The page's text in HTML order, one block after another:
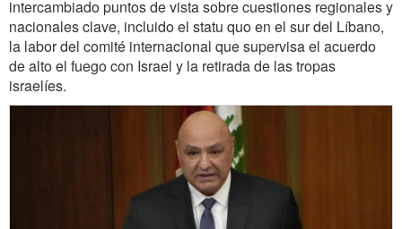
intercambiado puntos de vista sobre cuestiones regionales y
nacionales clave, incluido el statu quo en el sur del Líbano,
la labor del comité internacional que supervisa el acuerdo
de alto el fuego con Israel y la retirada de las tropas
israelíes.